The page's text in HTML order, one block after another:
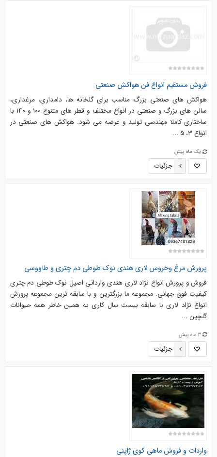
فروش مستقیم انواع فن هواکش صنعتی
هواکش های صنعتی بزرگ مناسب برای گلخانه ها، دامداری، مرغداری،
سالن های بزرگ و صنعتی در انواع مختلف و قطر های متنوع ۱۰۰ و ۱۴۰ با
ساختاری کاملا مهندسی تولید و عرضه می شود. هواکش های صنعتی در
انواع ۳، ۵ ...
یک ماه پیش
جزئیات
پرورش مرغ وخروس لاری هندی نوک طوطی دم چتری و طاووسی
فروش و پرورش انواع نژاد لاری هندی وارداتی اصیل نوک طوطی دم چتری
کیفیت فوق جهانی. مجموعه ما بزرگترین و با سابقه ترین مجموعه پرورش
انواع نژاد لاری با سابقه بیست سال کاری به همین خاطر همه حیوانات
گلچین ...
3 ماه پیش
جزئیات
واردات و فروش ماهی کوی ژاپنی